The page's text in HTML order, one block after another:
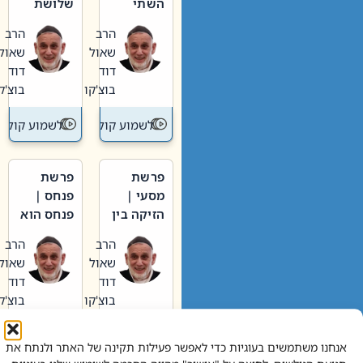
אנחנו משתמשים בעוגיות כדי לאפשר פעילות תקינה של האתר ולנתח את
וערב של
חיינו
הרב
שאול
דוד
בוצ'קו
לשמוע קול תורה – מדרש
האבות
הרב
שאול
דוד
בוצ'קו
לשמוע קול
פרשת
מסעי |
הזיקה בין
הגדול לעם הרב
שאול
דוד
בוצ'קו
לשמוע קול תורה – מדרש
פרשת
פנחס |
פנחס הוא
אליהו: בין
קנאות
הורסת
לקנאות
בונה
הרב
שאול
דוד
בוצ'קו
לשמוע קול